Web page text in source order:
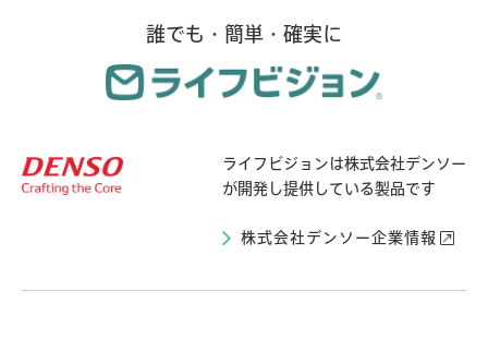
誰でも・簡単・確実に
ライフビジョンは株式会社デンソー
が開発し提供している製品です
株式会社デンソー企業情報